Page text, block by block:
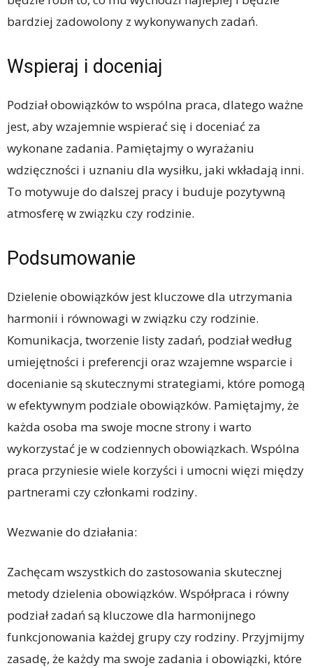
bardziej zadowolony z wykonywanych zadań.
Wspieraj i doceniaj
Podział obowiązków to wspólna praca, dlatego ważne
jest, aby wzajemnie wspierać się i doceniać za
wykonane zadania. Pamiętajmy o wyrażaniu
wdzięczności i uznaniu dla wysiłku, jaki wkładają inni.
To motywuje do dalszej pracy i buduje pozytywną
atmosferę w związku czy rodzinie.
Podsumowanie
Dzielenie obowiązków jest kluczowe dla utrzymania
harmonii i równowagi w związku czy rodzinie.
Komunikacja, tworzenie listy zadań, podział według
umiejętności i preferencji oraz wzajemne wsparcie i
docenianie są skutecznymi strategiami, które pomogą
w efektywnym podziale obowiązków. Pamiętajmy, że
każda osoba ma swoje mocne strony i warto
wykorzystać je w codziennych obowiązkach. Wspólna
praca przyniesie wiele korzyści i umocni więzi między
partnerami czy członkami rodziny.
Wezwanie do działania:
Zachęcam wszystkich do zastosowania skutecznej
metody dzielenia obowiązków. Współpraca i równy
podział zadań są kluczowe dla harmonijnego
funkcjonowania każdej grupy czy rodziny. Przyjmijmy
zasadę, że każdy ma swoje zadania i obowiązki, które